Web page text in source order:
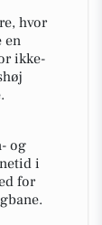
hvor
en
ikke-
og
i
for